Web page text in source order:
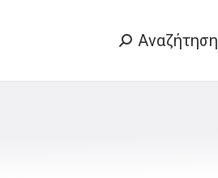
Search:
Αναζήτηση